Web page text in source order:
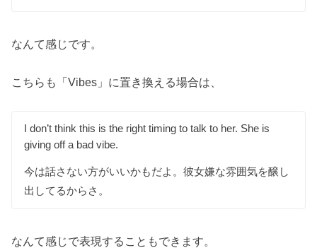
なんて感じです。
こちらも「Vibes」に置き換える場合は、
I don’t think this is the right timing to talk to her. She is
giving off a bad vibe.
今は話さない方がいいかもだよ。彼女嫌な雰囲気を醸し
出してるからさ。
なんて感じで表現することもできます。